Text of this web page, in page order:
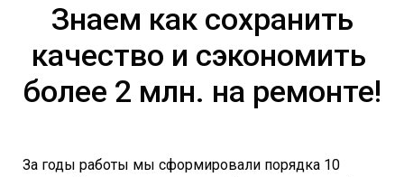
Знаем как сохранить
качество и сэкономить
более 2 млн. на ремонте!
За годы работы мы сформировали порядка 10